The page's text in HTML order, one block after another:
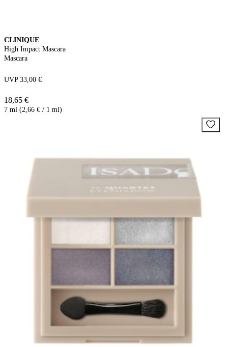
CLINIQUE
High Impact Mascara
Mascara
UVP 33,00 €
18,65 €
7 ml (2,66 € / 1 ml)